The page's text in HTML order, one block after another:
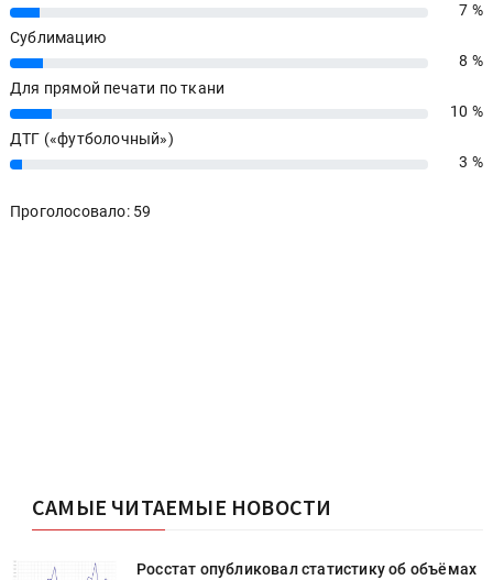
7%
7 %
Сублимацию
8%
8 %
Для прямой печати по ткани
10%
10 %
ДТГ («футболочный»)
3% 3 %
Проголосовало: 59
САМЫЕ ЧИТАЕМЫЕ НОВОСТИ
Росстат опубликовал статистику об объёмах